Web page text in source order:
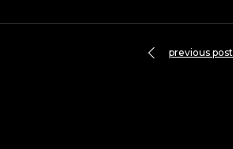
previous post